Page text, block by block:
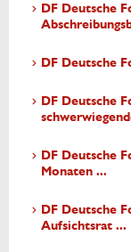
DF Deutsche
DF Deutsche
DF Deutsche
DF Deutsche
Monaten ...
DF Deutsche
Aufsichtsrat ...